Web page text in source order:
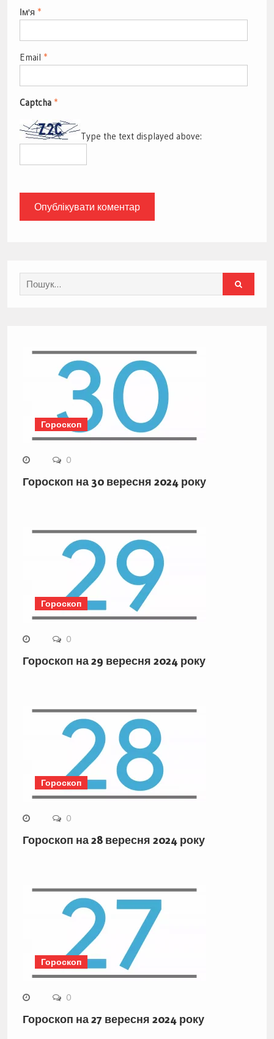
Ім'я *
Email *
Captcha *
Type the text displayed above:
Search
for:
Гороскоп
0
Гороскоп на 30 вересня 2024 року
Гороскоп
0
Гороскоп на 29 вересня 2024 року
Гороскоп
0
Гороскоп на 28 вересня 2024 року
Гороскоп
0
Гороскоп на 27 вересня 2024 року